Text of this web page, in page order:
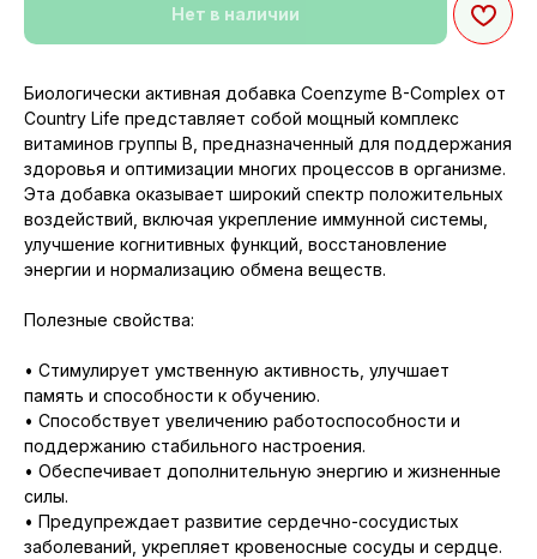
Нет в наличии
Биологически активная добавка Coenzyme B-Complex от
Country Life представляет собой мощный комплекс
витаминов группы B, предназначенный для поддержания
здоровья и оптимизации многих процессов в организме.
Эта добавка оказывает широкий спектр положительных
воздействий, включая укрепление иммунной системы,
улучшение когнитивных функций, восстановление
энергии и нормализацию обмена веществ.
Полезные свойства:
• Стимулирует умственную активность, улучшает
память и способности к обучению.
• Способствует увеличению работоспособности и
поддержанию стабильного настроения.
• Обеспечивает дополнительную энергию и жизненные
силы.
• Предупреждает развитие сердечно-сосудистых
заболеваний, укрепляет кровеносные сосуды и сердце.